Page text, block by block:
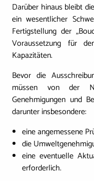
Darüber hinaus bleibt
ein wesentlicher
Fertigstellung der
Voraussetzung für
Kapazitäten.
Bevor die
müssen von der
Genehmigungen und
darunter insbesondere:
eine angemessene
die
eine eventuelle
erforderlich.